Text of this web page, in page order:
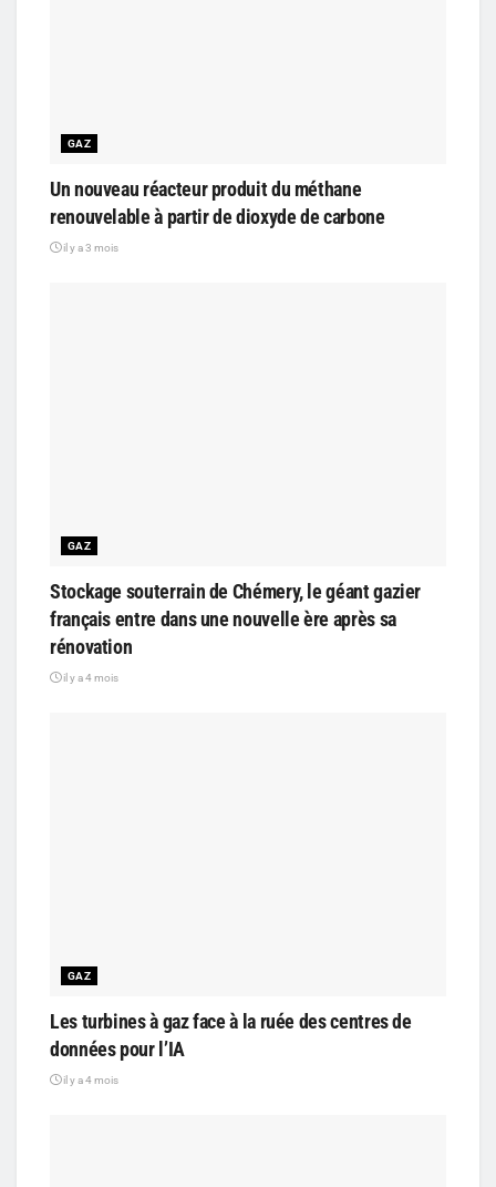
GAZ
Un nouveau réacteur produit du méthane
renouvelable à partir de dioxyde de carbone
il y a 3 mois
GAZ
Stockage souterrain de Chémery, le géant gazier
français entre dans une nouvelle ère après sa
rénovation
il y a 4 mois
GAZ
Les turbines à gaz face à la ruée des centres de
données pour l’IA
il y a 4 mois